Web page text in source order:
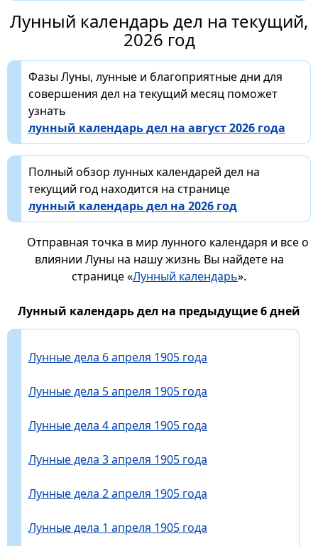
Лунный календарь дел на текущий,
2026 год
Фазы Луны, лунные и благоприятные дни для
совершения дел на текущий месяц поможет
узнать
лунный календарь дел на август 2026 года
Полный обзор лунных календарей дел на
текущий год находится на странице
лунный календарь дел на 2026 год
Отправная точка в мир лунного календаря и все о
влиянии Луны на нашу жизнь Вы найдете на
странице «Лунный календарь».
Лунный календарь дел на предыдущие 6 дней
Лунные дела 6 апреля 1905 года
Лунные дела 5 апреля 1905 года
Лунные дела 4 апреля 1905 года
Лунные дела 3 апреля 1905 года
Лунные дела 2 апреля 1905 года
Лунные дела 1 апреля 1905 года